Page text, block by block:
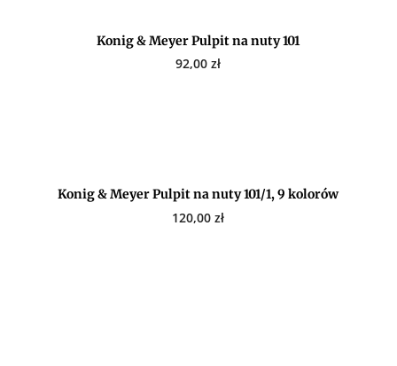
Konig & Meyer Pulpit na nuty 101
92,00zł
Konig & Meyer Pulpit na nuty 101/1, 9 kolorów
120,00zł